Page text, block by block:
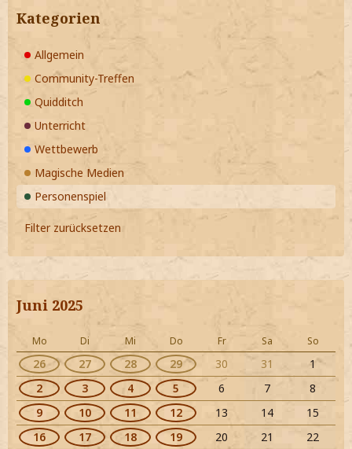
Kategorien
Allgemein
Community-Treffen
Quidditch
Unterricht
Wettbewerb
Magische Medien
Personenspiel
Filter zurücksetzen
Juni 2025
Mo Di Mi Do Fr Sa So
26 27 28 29 30 31
1
2
3 4 5 6 7
8
9
10 11 12 13 14
15
16
17 18 19 20 21
22